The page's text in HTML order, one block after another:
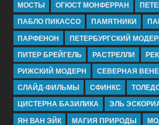
МОСТЫ
ОГЮСТ МОНФЕРРАН
ПАБЛО ПИКАССО
ПАМЯТНИКИ
ПАРФЕНОН
ПЕТЕРБУРГСКИЙ
ПИТЕР БРЕЙГЕЛЬ
РАСТРЕЛЛИ
РИЖСКИЙ МОДЕРН
СЕВЕРНАЯ
СЛАЙД-ФИЛЬМЫ
СФИНКС
ЦИСТЕРНА БАЗИЛИКА
ЭЛЬ
ЯН ВАН ЭЙК
МАГИЯ ПРИРОДЫ